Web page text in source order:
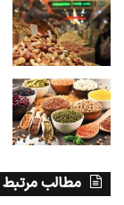
مطالب مرتبط